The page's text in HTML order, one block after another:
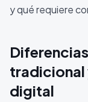
y qué requiere
tradicional
digital